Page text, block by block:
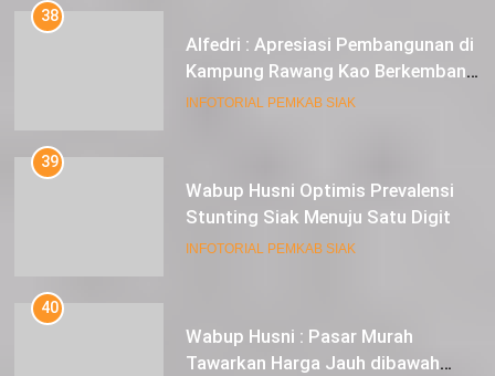
38
Alfedri : Apresiasi Pembangunan di
Kampung Rawang Kao Berkembang
Pesat
INFOTORIAL PEMKAB SIAK
39
Wabup Husni Optimis Prevalensi
Stunting Siak Menuju Satu Digit
INFOTORIAL PEMKAB SIAK
40
Wabup Husni : Pasar Murah
Tawarkan Harga Jauh dibawah